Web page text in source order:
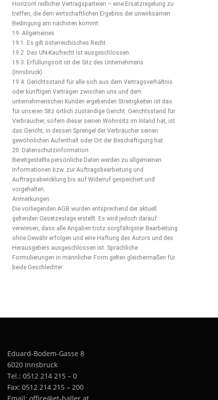
Horizont redlicher Vertragsparteien – eine Ersatzregelung zu
treffen, die dem wirtschaftlichen Ergebnis der unwirksamen
Bedingung am nächsten kommt.
19. Allgemeines
19.1. Es gilt österreichisches Recht
19.2. Das UN-Kaufrecht ist ausgeschlossen.
19.3. Erfüllungsort ist der Sitz des Unternehmens
(Innsbruck).
19.4. Gerichtsstand für alle sich aus dem Vertragsverhältnis
oder künftigen Verträgen zwischen uns und dem
unternehmerischen Kunden ergebenden Streitigkeiten ist das
für unseren Sitz örtlich zuständige Gericht. Gerichtsstand für
Verbraucher, sofern dieser seinen Wohnsitz im Inland hat, ist
das Gericht, in dessen Sprengel der Verbraucher seinen
gewöhnlichen Aufenthalt oder Ort der Beschäftigung hat.
20. Datenschutzinformation
Bereitgestellte persönliche Daten werden zu allgemeinen
Informationen bzw. zur Auftragsbearbeitung und
Auftragsabwicklung bis auf Widerruf gespeichert und
vorgehalten.
Anmerkungen:
Die vorliegenden AGB wurden entsprechend der aktuell
geltenden Gesetzeslage erstellt. Es wird jedoch darauf
verwiesen, dass alle Angaben trotz sorgfältigster Bearbeitung
ohne Gewähr erfolgen und eine Haftung des Autors und des
Herausgebers ausgeschlossen ist. Sprachliche
Formulierungen in männlicher Form gelten gleichermaßen für
beide Geschlechter.
Eduard-Bodem-Gasse 8
6020 Innsbruck
Tel.: 0512 214 215 – 0
Fax: 0512 214 215 – 200
Email: office@et-haller.at